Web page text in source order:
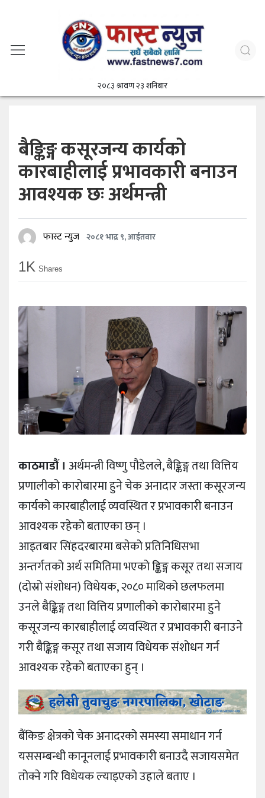
२०८३ श्रावण २३ शनिबार
बैङ्किङ्ग कसूरजन्य कार्यको
कारबाहीलाई प्रभावकारी बनाउन
आवश्यक छः अर्थमन्त्री
फास्ट न्युज २०८१ भाद्र ९, आईतवार
1K Shares
काठमाडौं । अर्थमन्त्री विष्णु पौडेलले, बैङ्किङ्ग तथा वित्तिय
प्रणालीको कारोबारमा हुने चेक अनादार जस्ता कसूरजन्य
कार्यको कारबाहीलाई व्यवस्थित र प्रभावकारी बनाउन
आवश्यक रहेको बताएका छन् ।
आइतबार सिंहदरबारमा बसेको प्रतिनिधिसभा
अन्तर्गतको अर्थ समितिमा भएको ङ्किङ्ग कसूर तथा सजाय
(दोस्रो संशोधन) विधेयक, २०८० माथिको छलफलमा
उनले बैङ्किङ्ग तथा वित्तिय प्रणालीको कारोबारमा हुने
कसूरजन्य कारबाहीलाई व्यवस्थित र प्रभावकारी बनाउने
गरी बैङ्किङ्ग कसूर तथा सजाय विधेयक संशोधन गर्न
आवश्यक रहेको बताएका हुन् ।
बैंकिङ क्षेत्रको चेक अनादरको समस्या समाधान गर्न
यससम्बन्धी कानूनलाई प्रभावकारी बनाउदै सजायसमेत
तोक्ने गरि विधेयक ल्याइएको उहाले बताए ।